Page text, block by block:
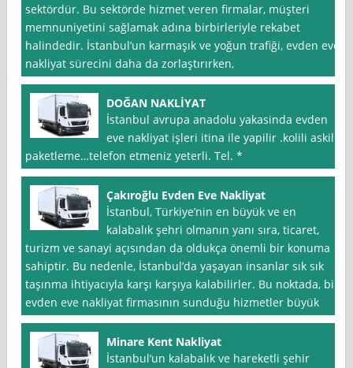
sektördür. Bu sektörde hizmet veren firmalar, müşteri
memnuniyetini sağlamak adına birbirleriyle rekabet
halindedir. İstanbul’un karmaşık ve yoğun trafiği, evden eve
nakliyat sürecini daha da zorlaştırırken,
DOĞAN NAKLİYAT
İstanbul avrupa anadolu yakasinda evden
eve nakliyat işleri itina ile yapilir .kolili askili
paketleme…telefon etmeniz yeterli. Tel. *
Çakıroğlu Evden Eve Nakliyat
İstanbul, Türkiye’nin en büyük ve en
kalabalık şehri olmanın yanı sıra, ticaret,
turizm ve sanayi açısından da oldukça önemli bir konuma
sahiptir. Bu nedenle, İstanbul’da yaşayan insanlar sık sık
taşınma ihtiyacıyla karşı karşıya kalabilirler. Bu noktada, bir
evden eve nakliyat firmasının sunduğu hizmetler büyük
Minare Kent Nakliyat
İstanbul‘un kalabalık ve hareketli şehir